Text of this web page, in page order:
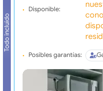
Todo incluido
Disponible:
Posibles garantías: